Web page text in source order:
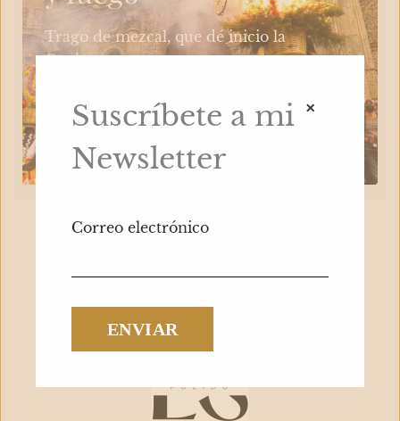
Trago de mezcal, que dé inicio la
Guelaguetza.
Mezcal,
mujeres,
flores
Leer más »
Suscríbete a mi
Newsletter
Correo electrónico
×